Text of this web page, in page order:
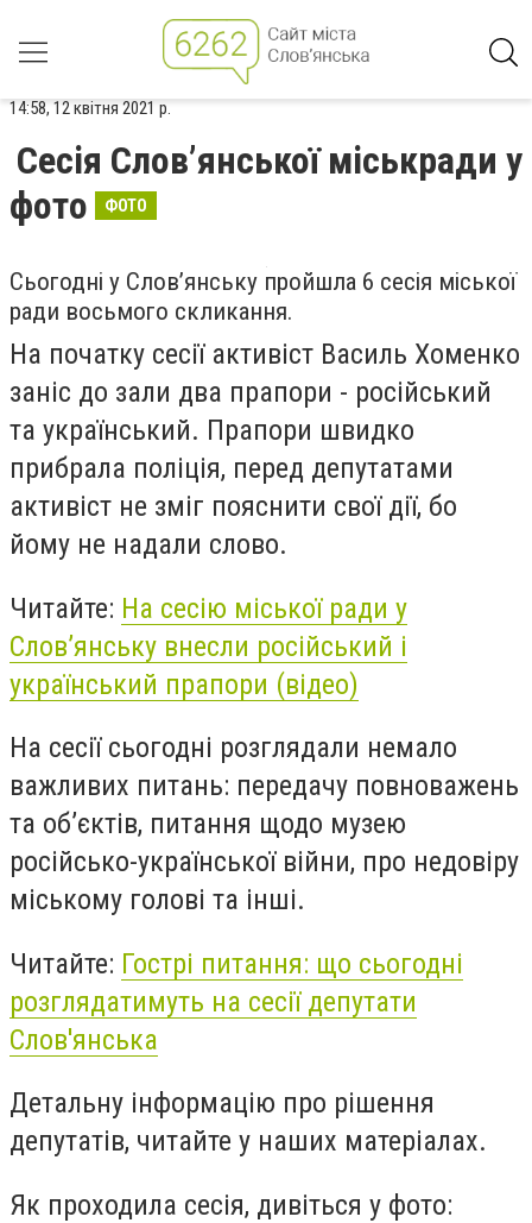
14:58, 12 квітня 2021 р.
Сесія Слов’янської міськради у
фото
ФОТО
Сьогодні у Слов’янську пройшла 6 сесія міської
ради восьмого скликання.
На початку сесії активіст Василь Хоменко
заніс до зали два прапори - російський
та український. Прапори швидко
прибрала поліція, перед депутатами
активіст не зміг пояснити свої дії, бо
йому не надали слово.
Читайте: На сесію міської ради у
Слов’янську внесли російський і
український прапори (відео)
На сесії сьогодні розглядали немало
важливих питань: передачу повноважень
та об’єктів, питання щодо музею
російсько-української війни, про недовіру
міському голові та інші.
Читайте: Гострі питання: що сьогодні
розглядатимуть на сесії депутати
Слов'янська
Детальну інформацію про рішення
депутатів, читайте у наших матеріалах.
Як проходила сесія, дивіться у фото: